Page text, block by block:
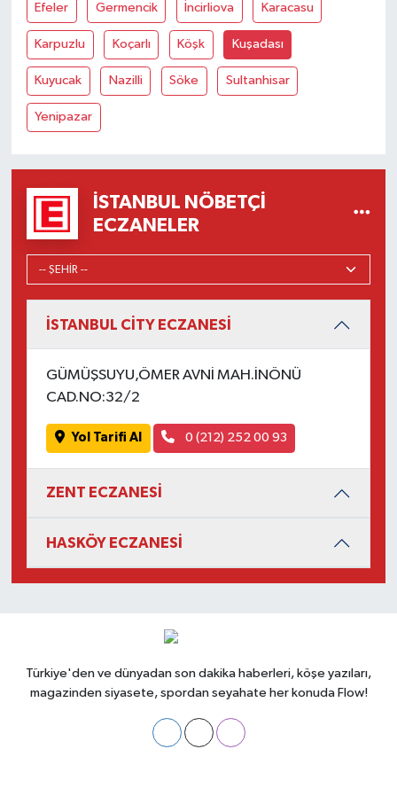
Efeler Germencik İncirliova Karacasu
Karpuzlu Koçarlı Köşk Kuşadası
Kuyucak Nazilli Söke Sultanhisar
Yenipazar
İSTANBUL NÖBETÇI
ECZANELER
İSTANBUL CİTY ECZANESİ
GÜMÜŞSUYU,ÖMER AVNİ MAH.İNÖNÜ
CAD.NO:32/2
Yol Tarifi Al 0 (212) 252 00 93
ZENT ECZANESİ
HASKÖY ECZANESİ
Türkiye'den ve dünyadan son dakika haberleri, köşe yazıları,
magazinden siyasete, spordan seyahate her konuda Flow!